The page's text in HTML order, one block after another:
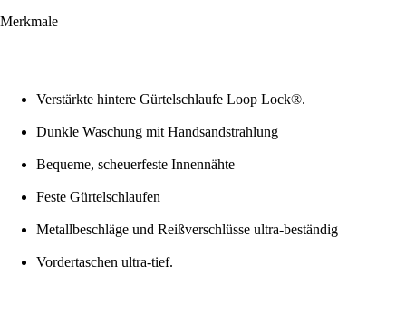
Merkmale
Verstärkte hintere Gürtelschlaufe Loop Lock®.
Dunkle Waschung mit Handsandstrahlung
Bequeme, scheuerfeste Innennähte
Feste Gürtelschlaufen
Metallbeschläge und Reißverschlüsse ultra-beständig
Vordertaschen ultra-tief.